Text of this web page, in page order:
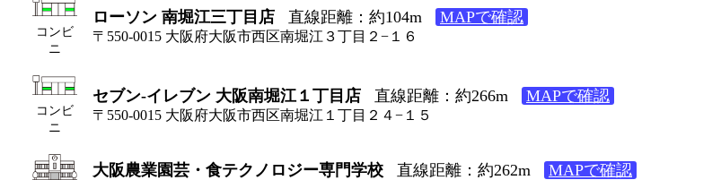
コンビ
ニ
ローソン 南堀江三丁目店 直線距離：約104m MAPで確認
〒550-0015 大阪府大阪市西区南堀江３丁目２−１６
コンビ
ニ
セブン-イレブン 大阪南堀江１丁目店 直線距離：約266m MAPで確認
〒550-0015 大阪府大阪市西区南堀江１丁目２４−１５
大阪農業園芸・食テクノロジー専門学校 直線距離：約262m MAPで確認